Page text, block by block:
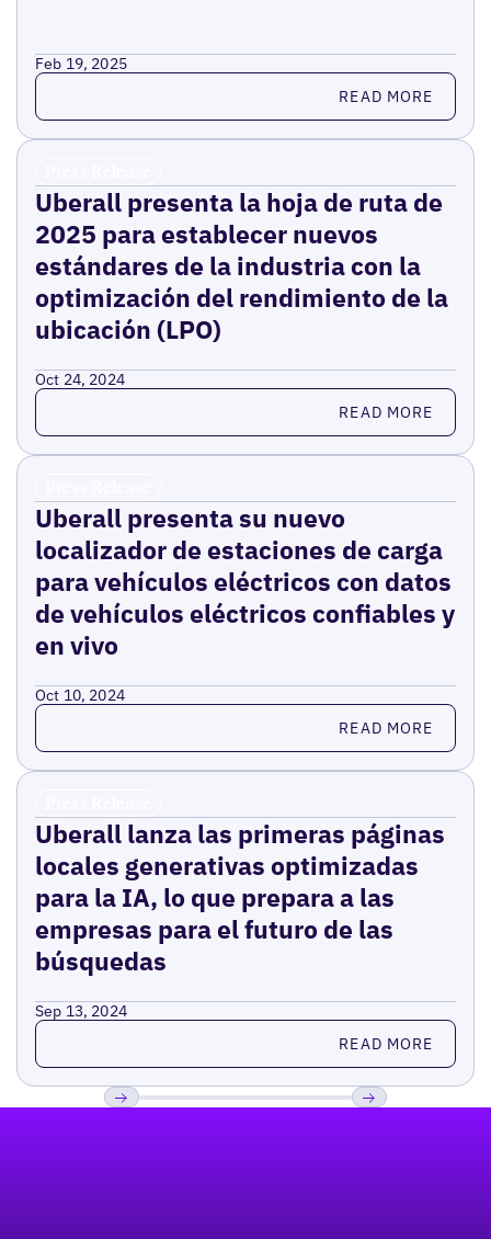
Feb 19, 2025
Read more READ MORE
Uberall presenta la hoja de ruta de
2025 para establecer nuevos
estándares de la industria con la
optimización del rendimiento de la
ubicación (LPO)
Oct 24, 2024
Read more READ MORE
Uberall presenta su nuevo
localizador de estaciones de carga
para vehículos eléctricos con datos
de vehículos eléctricos confiables y
en vivo
Oct 10, 2024
Read more READ MORE
Uberall lanza las primeras páginas
locales generativas optimizadas
para la IA, lo que prepara a las
empresas para el futuro de las
búsquedas
Sep 13, 2024
Read more READ MORE